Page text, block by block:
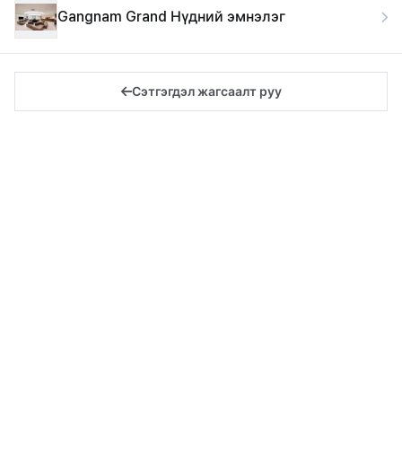
Gangnam Grand Нүдний эмнэлэг
Сэтгэгдэл жагсаалт руу